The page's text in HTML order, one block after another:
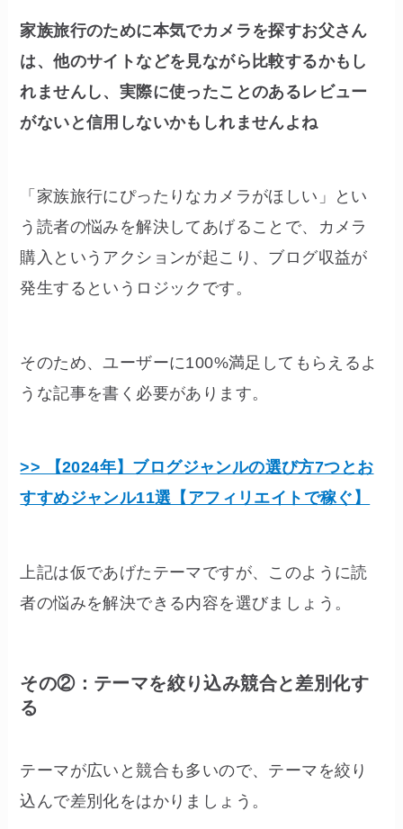
家族旅行のために本気でカメラを探すお父さん
は、他のサイトなどを見ながら比較するかもし
れませんし、実際に使ったことのあるレビュー
がないと信用しないかもしれませんよね
「家族旅行にぴったりなカメラがほしい」とい
う読者の悩みを解決してあげることで、カメラ
購入というアクションが起こり、ブログ収益が
発生するというロジックです。
そのため、ユーザーに100%満足してもらえるよ
うな記事を書く必要があります。
>> 【2024年】ブログジャンルの選び方7つとお
すすめジャンル11選【アフィリエイトで稼ぐ】
上記は仮であげたテーマですが、このように読
者の悩みを解決できる内容を選びましょう。
その②：テーマを絞り込み競合と差別化す
る
テーマが広いと競合も多いので、テーマを絞り
込んで差別化をはかりましょう。